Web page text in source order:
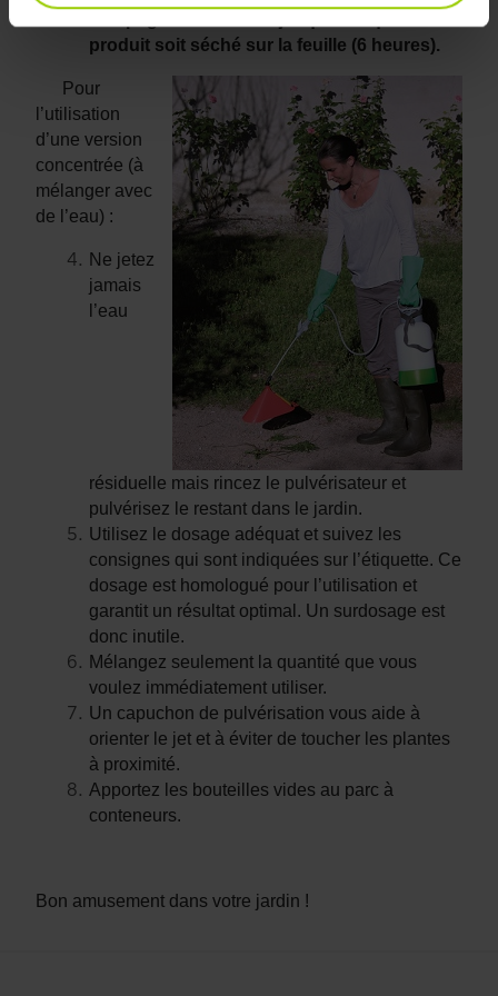
produit soit séché sur la feuille (6 heures).
Pour
l’utilisation
d’une version
concentrée (à
mélanger avec
de l’eau) :
Ne jetez
jamais
l’eau
résiduelle mais rincez le pulvérisateur et
pulvérisez le restant dans le jardin.
Utilisez le dosage adéquat et suivez les
consignes qui sont indiquées sur l’étiquette. Ce
dosage est homologué pour l’utilisation et
garantit un résultat optimal. Un surdosage est
donc inutile.
Mélangez seulement la quantité que vous
voulez immédiatement utiliser.
Un capuchon de pulvérisation vous aide à
orienter le jet et à éviter de toucher les plantes
à proximité.
Apportez les bouteilles vides au parc à
conteneurs.
Bon amusement dans votre jardin !